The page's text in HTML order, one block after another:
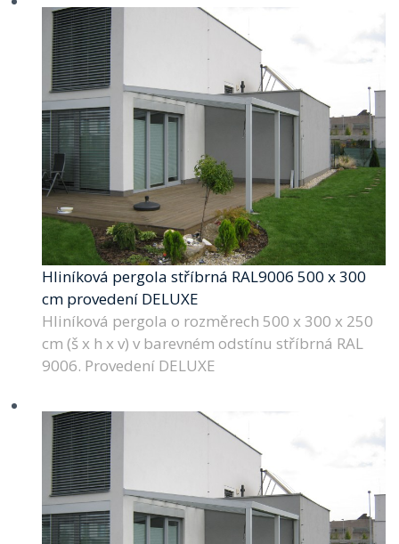
Hliníková pergola stříbrná RAL9006 500 x 300
cm provedení DELUXE
Hliníková pergola o rozměrech 500 x 300 x 250
cm (š x h x v) v barevném odstínu stříbrná RAL
9006. Provedení DELUXE